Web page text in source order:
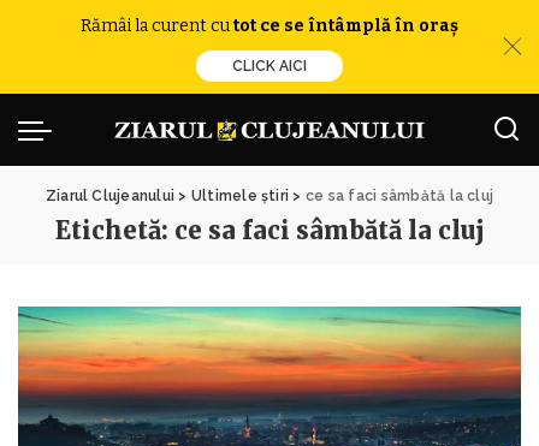
Rămâi la curent cutot ce se întâmplă în oraș
CLICK AICI
Ziarul Clujeanului > Ultimele știri > ce sa faci sâmbătă la cluj
Etichetă: ce sa faci sâmbătă la cluj